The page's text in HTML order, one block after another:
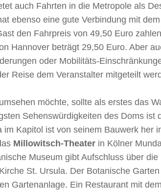
auch Fahrten in die Metropole als
ebenso eine gute Verbindung mit
den Fahrpreis von 49,50 Euro
Hannover beträgt 29,50 Euro. Aber
oder Mobilitäts-
Reise dem Veranstalter mitgeteilt
möchte, sollte als erstes das
Sehenswürdigkeiten des Doms
im Kapitol ist von seinem Bauwerk her
Millowitsch-Theater in Kölner
Museum gibt Aufschluss über
St. Ursula. Der Botanische
Gartenanlage. Ein Restaurant mit